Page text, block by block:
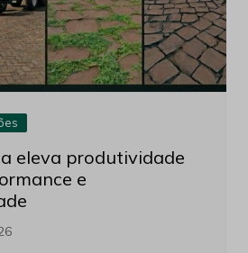
eleva produtividade
e